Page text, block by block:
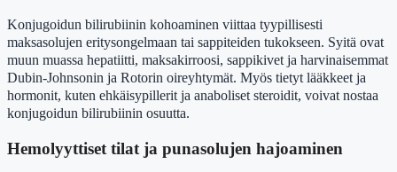
Konjugoidun bilirubiinin kohoaminen viittaa tyypillisesti
maksasolujen eritysongelmaan tai sappiteiden tukokseen. Syitä ovat
muun muassa hepatiitti, maksakirroosi, sappikivet ja harvinaisemmat
Dubin-Johnsonin ja Rotorin oireyhtymät. Myös tietyt lääkkeet ja
hormonit, kuten ehkäisypillerit ja anaboliset steroidit, voivat nostaa
konjugoidun bilirubiinin osuutta.
Hemolyyttiset tilat ja punasolujen hajoaminen